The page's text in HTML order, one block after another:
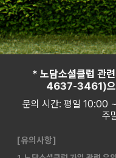
* 노담소셜클럽 관
4637-3461)으
문의 시간: 평일 10:00
주
[유의사항]